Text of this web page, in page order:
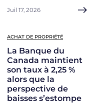
Juil 17, 2026
ACHAT DE PROPRIÉTÉ
La Banque du
Canada maintient
son taux à 2,25 %
alors que la
perspective de
baisses s’estompe